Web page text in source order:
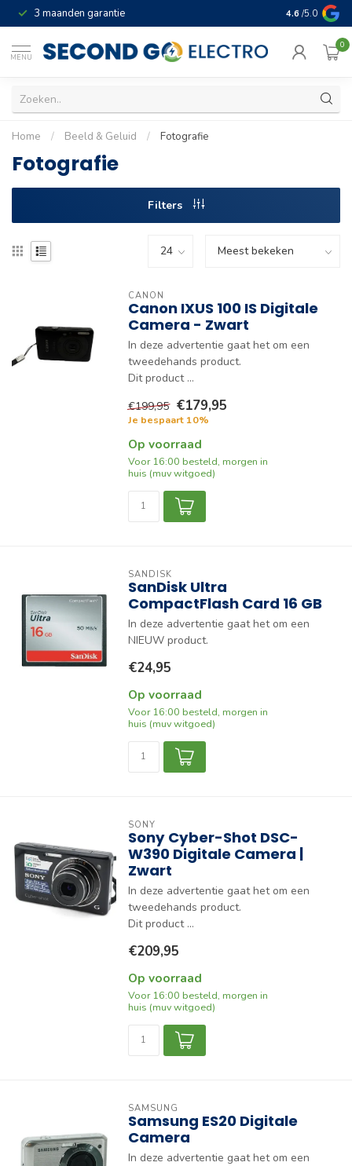
3 maanden garantie Geld terug
4.6 /5.0
MENU
0
Home / Beeld & Geluid / Fotografie
Fotografie
Filters
CANON
Canon IXUS 100 IS Digitale
Camera - Zwart
In deze advertentie gaat het om een
tweedehands product.
Dit product ...
€199,95 €179,95
Je bespaart 10%
Op voorraad
Voor 16:00 besteld, morgen in
huis (muv witgoed)
SANDISK
SanDisk Ultra
CompactFlash Card 16 GB
In deze advertentie gaat het om een
NIEUW product.
€24,95
Op voorraad
Voor 16:00 besteld, morgen in
huis (muv witgoed)
SONY
Sony Cyber-Shot DSC-
W390 Digitale Camera |
Zwart
In deze advertentie gaat het om een
tweedehands product.
Dit product ...
€209,95
Op voorraad
Voor 16:00 besteld, morgen in
huis (muv witgoed)
SAMSUNG
Samsung ES20 Digitale
Camera
In deze advertentie gaat het om een